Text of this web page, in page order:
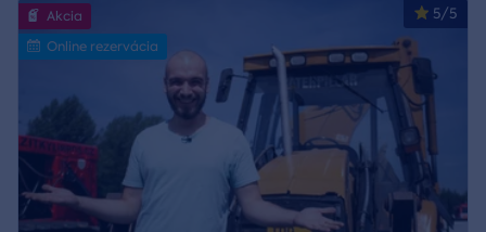
5/5
Akcia
Online rezervácia